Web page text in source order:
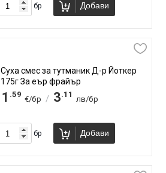
бр Добави
Суха смес за тутманик Д-р Йоткер
175г За еър фрайър
1 .59
€/бр / 3.11
лв/бр
бр Добави